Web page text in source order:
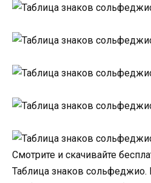
Смотрите и скачивайте
Таблица знаков сольфеджио.